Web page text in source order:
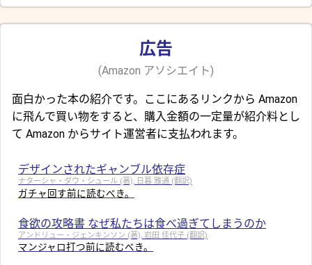
広告
(Amazon アソシエイト)
面白かった本の紹介です。ここにあるリンクから Amazon
に飛んで買い物をすると、購入金額の一定量が紹介料とし
て Amazon からサイト運営者に支払われます。
デザインされたギャンブル依存症
ナターシャ・ダウ・シュール (著), 日暮 雅通 (翻訳)
ガチャ回す前に読むべき。
食欲の攻略書 なぜ私たちは食べ過ぎてしまうのか
アンドリュー・ジェンキンソン (著), 岩田 佳代子 (翻訳)
マンジャロ打つ前に読むべき。